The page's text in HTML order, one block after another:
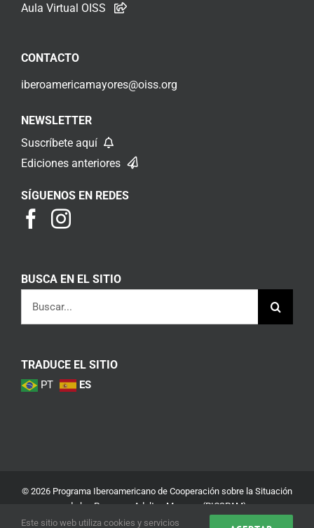
Aula Virtual OISS
CONTACTO
iberoamericamayores@oiss.org
NEWSLETTER
Suscríbete aquí
Ediciones anteriores
SÍGUENOS EN REDES
BUSCA EN EL SITIO
TRADUCE EL SITIO
PT ES
© 2026 Programa Iberoamericano de Cooperación sobre la Situación
de las Personas Adultas Mayores (PICSPAM)
Este sitio web utiliza cookies y servicios